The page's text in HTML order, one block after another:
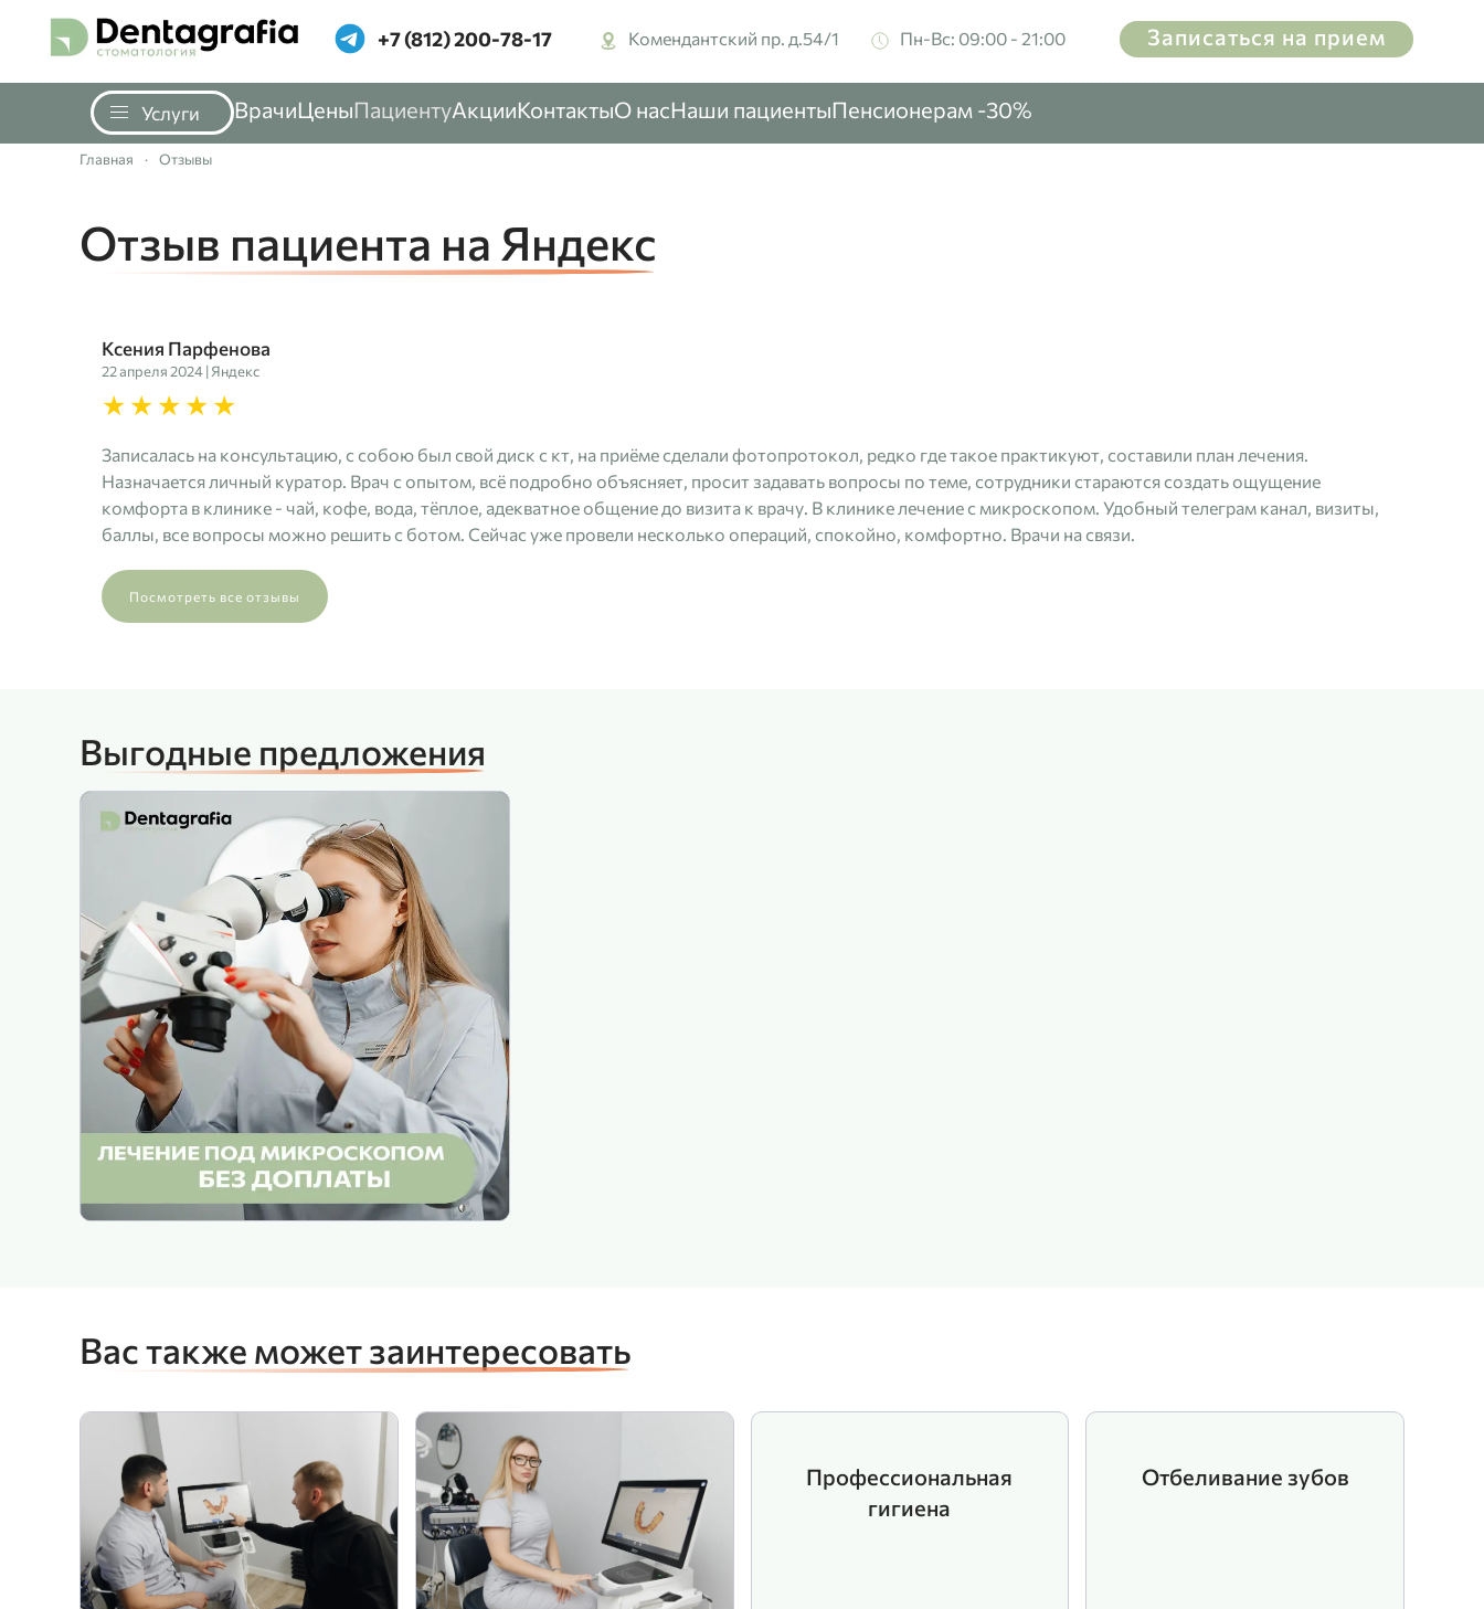
Перейти к содержимому
‪+7 (812) 200-78-17‬ Комендантский пр. д.54/1 Пн-Вс: 09:00 - 21:00 Записаться на прием
Услуги ВрачиЦеныПациентуАкцииКонтактыО насНаши пациентыПенсионерам -30%
Главная Отзывы
Отзыв пациента на Яндекс
Ксения Парфенова
22 апреля 2024 | Яндекс
Записалась на консультацию, с собою был свой диск с кт, на приёме сделали фотопротокол, редко где такое практикуют, составили план лечения.
Назначается личный куратор. Врач с опытом, всё подробно объясняет, просит задавать вопросы по теме, сотрудники стараются создать ощущение
комфорта в клинике - чай, кофе, вода, тёплое, адекватное общение до визита к врачу. В клинике лечение с микроскопом. Удобный телеграм канал, визиты,
баллы, все вопросы можно решить с ботом. Сейчас уже провели несколько операций, спокойно, комфортно. Врачи на связи.
Посмотреть все отзывы
Выгодные предложения
Вас также может заинтересовать
Профессиональная
гигиена
Отбеливание зубов